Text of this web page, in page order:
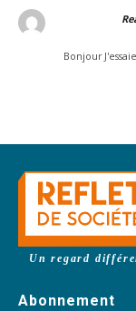
Bonjour
Un regard
Abonnement